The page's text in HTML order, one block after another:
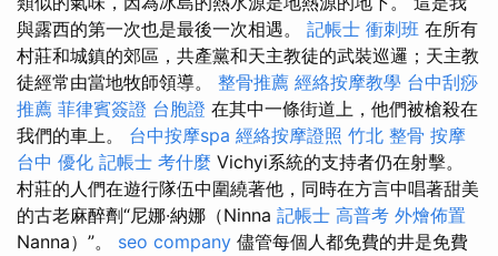
與露西的第一次也是最後一次相遇。 記帳士 衝刺班 在所有
村莊和城鎮的郊區，共產黨和天主教徒的武裝巡邏；天主教
徒經常由當地牧師領導。 整骨推薦 經絡按摩教學 台中刮痧
推薦 菲律賓簽證 台胞證 在其中一條街道上，他們被槍殺在
我們的車上。 台中按摩spa 經絡按摩證照 竹北 整骨 按摩
台中 優化 記帳士 考什麼 Vichyi系統的支持者仍在射擊。
村莊的人們在遊行隊伍中圍繞著他，同時在方言中唱著甜美
的古老麻醉劑“尼娜·納娜（Ninna 記帳士 高普考 外燴佈置
Nanna）”。 seo company 儘管每個人都免費的井是免費